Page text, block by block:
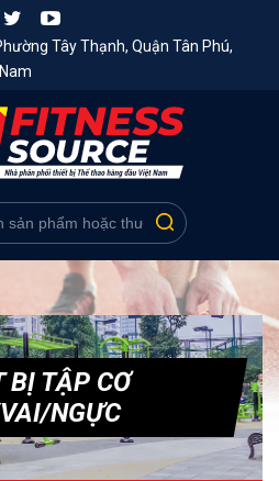
Tây Thạnh, Quận Tân Phú,
BỊ TẬP CƠ
NGỰC